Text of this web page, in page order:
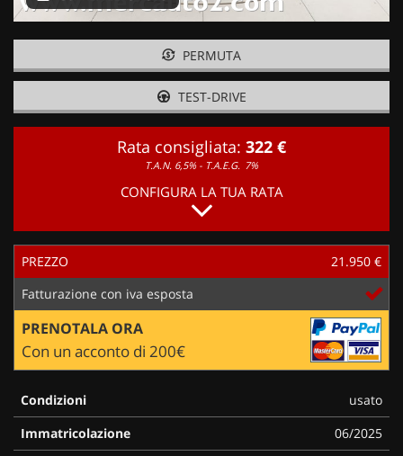
PERMUTA
TEST-DRIVE
Rata consigliata: 322 €
T.A.N. 6,5% - T.A.E.G. 7%
CONFIGURA LA TUA RATA
PREZZO
21.950 €
Fatturazione con iva esposta
PRENOTALA ORA
Con un acconto di 200€
Condizioni
usato
Immatricolazione
06/2025